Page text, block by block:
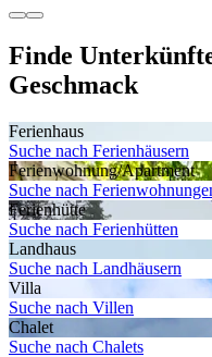
Finde
Geschmack
Ferienhaus
Suche nach Ferienhäusern
Ferienwohnung/Apartment
Suche nach
Ferienhütte
Suche nach Ferienhütten
Landhaus
Suche nach Landhäusern
Villa
Suche nach Villen
Chalet
Suche nach Chalets